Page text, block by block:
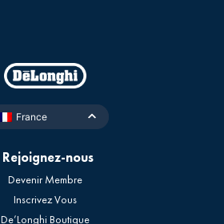
France
Rejoignez-nous
Devenir Membre
Inscrivez Vous
De’Longhi Boutique